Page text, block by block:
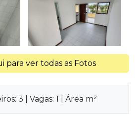
para ver todas as Fotos
3 | Vagas: 1 | Área m²